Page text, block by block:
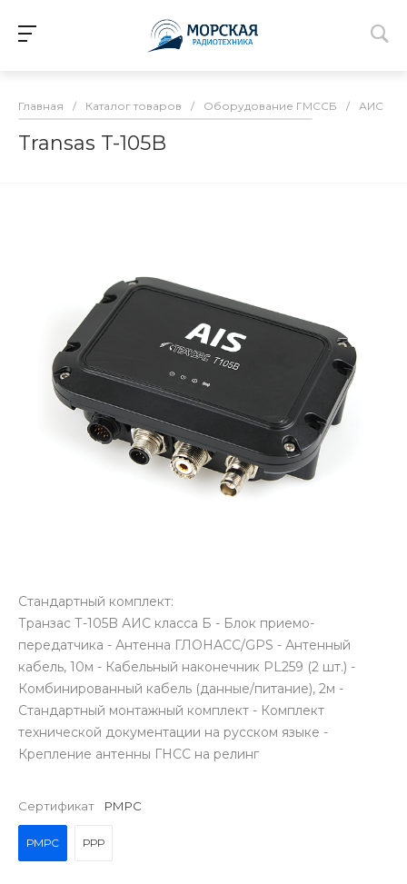
Главная / Каталог товаров / Оборудование ГМССБ / АИС
Transas T-105B
Стандартный комплект:
Транзас Т-105B АИС класса Б - Блок приемо-
передатчика - Антенна ГЛОНАСС/GPS - Антенный
кабель, 10м - Кабельный наконечник PL259 (2 шт.) -
Комбинированный кабель (данные/питание), 2м -
Стандартный монтажный комплект - Комплект
технической документации на русском языке -
Крепление антенны ГНСС на релинг
Сертификат РМРС
РМРС РРР